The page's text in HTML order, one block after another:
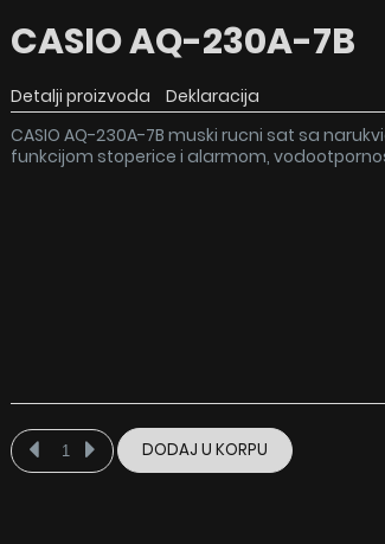
CASIO AQ-230A-7B
Detalji proizvoda
Deklaracija
CASIO AQ-230A-7B muski rucni sat sa
funkcijom stoperice i alarmom,
DODAJ U KORPU